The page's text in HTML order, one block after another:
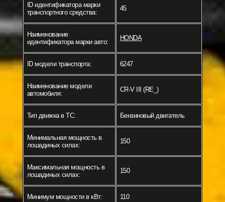
ID идентификатора марки
транспортного средства:
45
Наименование
идентификатора марки авто:
HONDA
ID модели транспорта: 6247
Наименование модели
автомобиля:
CR-V III (RE_)
Тип движка в ТС: Бензиновый двигатель
Минимальная мощность в
лошадиных силах:
150
Максимальная мощность в
лошадиных силах:
150
Минимум мощности в кВт: 110